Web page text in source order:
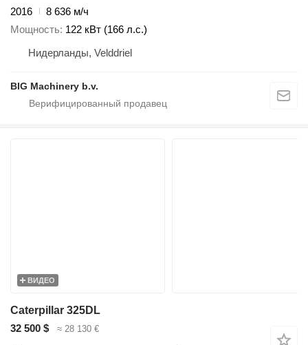
2016
8 636 м/ч
Мощность 122 кВт (166 л.с.)
Нидерланды, Velddriel
BIG Machinery b.v.
ВИДЕО
Caterpillar 325DL
32 500 $
≈ 28 130 €